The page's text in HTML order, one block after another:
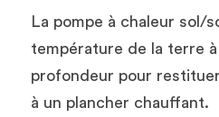
La pompe à chaleur sol/
température de la terre
profondeur pour
à un plancher chauffant.